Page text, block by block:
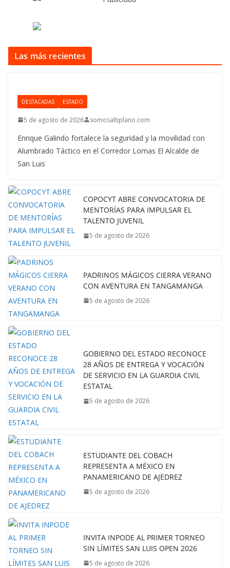
Las más recientes
DESTACADAS ESTADO
5 de agosto de 2026 somosaltiplano.com
Enrique Galindo fortalece la seguridad y la movilidad con
Alumbrado Táctico en el Corredor Lomas El Alcalde de
San Luis
COPOCYT ABRE CONVOCATORIA DE
MENTORÍAS PARA IMPULSAR EL
TALENTO JUVENIL
5 de agosto de 2026
PADRINOS MÁGICOS CIERRA VERANO
CON AVENTURA EN TANGAMANGA
5 de agosto de 2026
GOBIERNO DEL ESTADO RECONOCE
28 AÑOS DE ENTREGA Y VOCACIÓN
DE SERVICIO EN LA GUARDIA CIVIL
ESTATAL
5 de agosto de 2026
ESTUDIANTE DEL COBACH
REPRESENTA A MÉXICO EN
PANAMERICANO DE AJEDREZ
5 de agosto de 2026
INVITA INPODE AL PRIMER TORNEO
SIN LÍMITES SAN LUIS OPEN 2026
5 de agosto de 2026